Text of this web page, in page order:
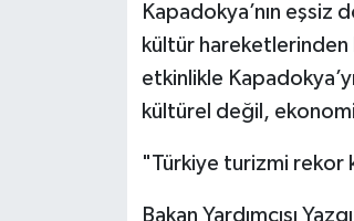
Kapadokya’nın eşsiz
kültür
etkinlikle
kültürel değil,
"Türkiye turizmi rekor
Bakan Yardımcısı